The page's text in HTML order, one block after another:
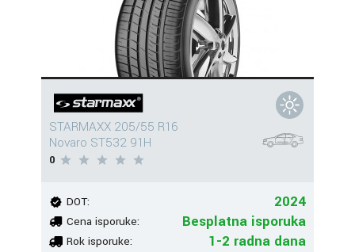
STARMAXX 205/55 R16
Novaro ST532 91H
0
DOT: 2024
Cena isporuke: Besplatna isporuka
Rok isporuke: 1-2 radna dana